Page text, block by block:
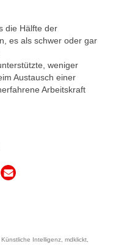
die Hälfte der
es als schwer oder gar
weniger
Austausch einer
Arbeitskraft
Künstliche Intelligenz, mdklickt,